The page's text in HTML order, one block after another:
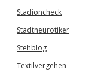
Stadioncheck
Stadtneurotiker
Stehblog
Textilvergehen